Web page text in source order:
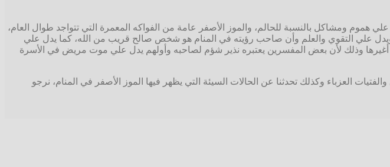
هموم ومشاكل بالنسبة للحالم، والموز الأصفر عامة من الفواكه المعمرة التي تتواجد طوال العام،
ويدل علي التقوي والعلم وأن صاحب رؤيته في المنام هو شخص صالح قريب من الله، كما يدل علي
وذلك لأن بعض المفسرين يعتبره نذير شؤم لصاحبه وأولهم يدل علي موت مريض في الأسرة
العزباء وكذلك تحدثنا عن الحالات السيئة التي يظهر فيها الموز الأصفر في المنام، نرجو